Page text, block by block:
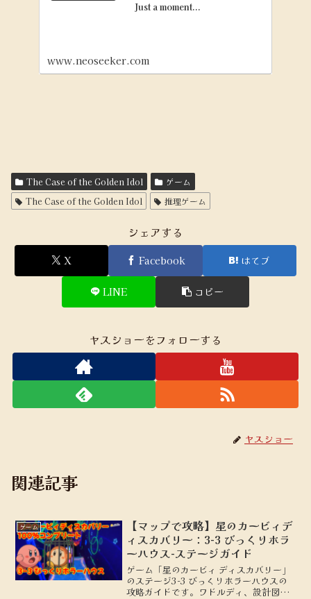
Just a moment...
www.neoseeker.com
The Case of the Golden Idol
ゲーム
The Case of the Golden Idol
推理ゲーム
シェアする
X Facebook はてブ
LINE コピー
ヤスショーをフォローする
ヤスショー
関連記事
ゲーム
【マップで攻略】星のカービィデ
ィスカバリー：3-3 びっくりホラ
ーハウス-ステージガイド
ゲーム「星のカービィ ディスカバリー」
のステージ3-3 びっくりホラーハウスの
攻略ガイドです。ワドルディ、設計図の